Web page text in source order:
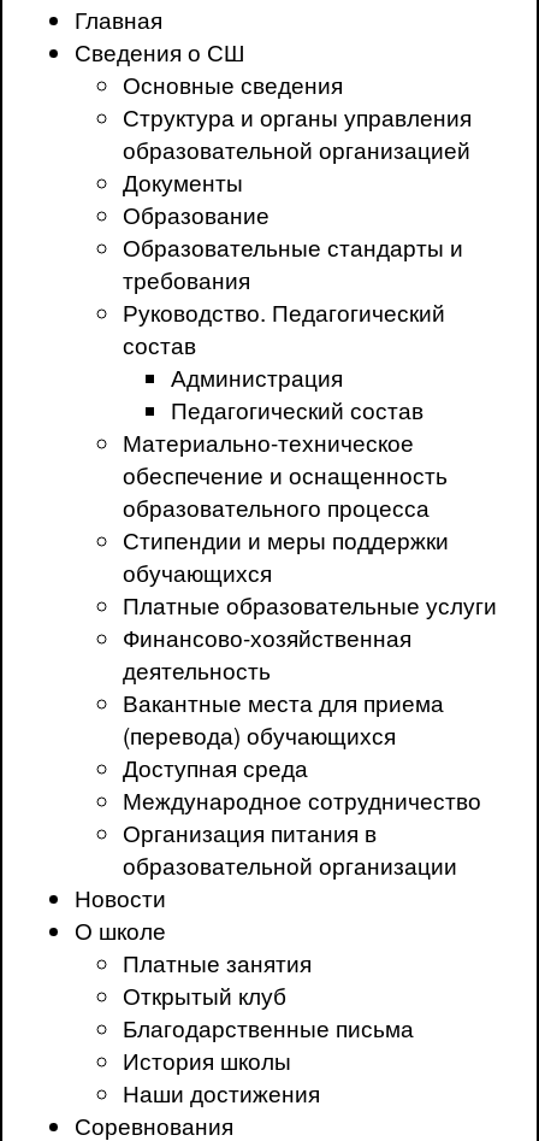
Главная
Сведения о СШ
Основные сведения
Структура и органы управления
образовательной организацией
Документы
Образование
Образовательные стандарты и
требования
Руководство. Педагогический
состав
Администрация
Педагогический состав
Материально-техническое
обеспечение и оснащенность
образовательного процесса
Стипендии и меры поддержки
обучающихся
Платные образовательные услуги
Финансово-хозяйственная
деятельность
Вакантные места для приема
(перевода) обучающихся
Доступная среда
Международное сотрудничество
Организация питания в
образовательной организации
Новости
О школе
Платные занятия
Открытый клуб
Благодарственные письма
История школы
Наши достижения
Соревнования